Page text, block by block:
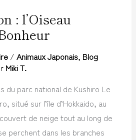
: l’Oiseau
/ Animaux Japonais, Blog
Miki T.
du parc national de Kushiro Le
situé sur l’île d’Hokkaido, au
de neige tout au long de
perchent dans les branches